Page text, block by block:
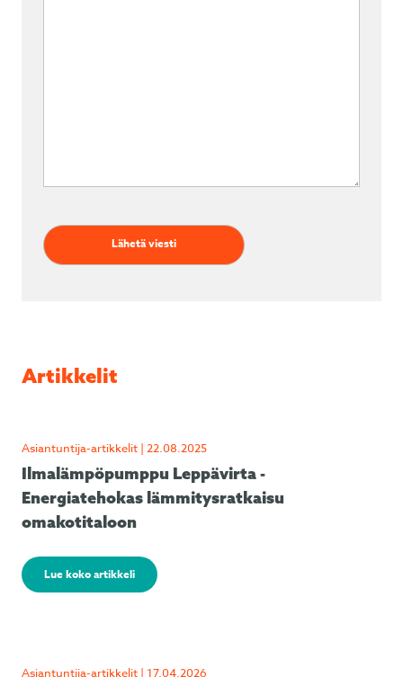
Artikkelit
Asiantuntija-artikkelit | 22.08.2025
Ilmalämpöpumppu Leppävirta -
Energiatehokas lämmitysratkaisu
omakotitaloon
Lue koko artikkeli
Asiantuntija-artikkelit | 17.04.2026